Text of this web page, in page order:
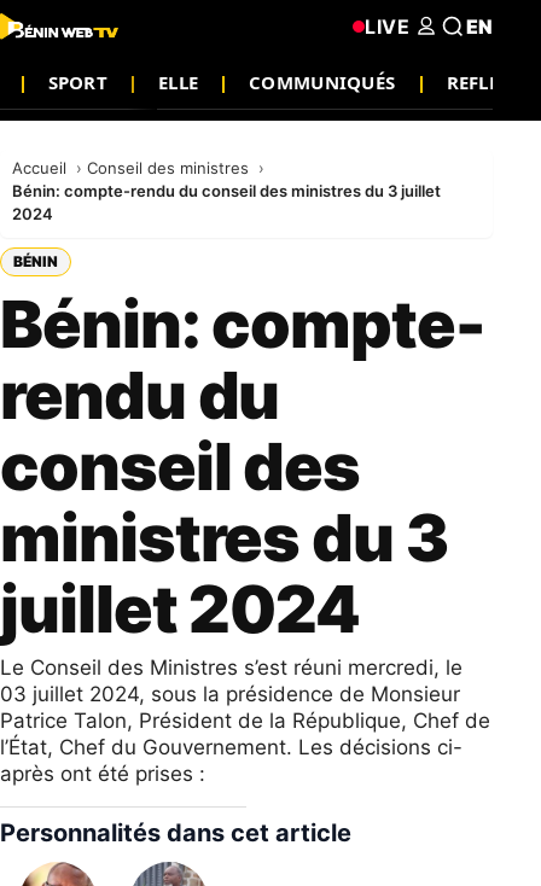
SPORT ELLE COMMUNIQUÉS
LIVE EN
Accueil
Conseil des ministres
Bénin: compte-rendu du conseil des ministres du 3 juillet
2024
BÉNIN
Bénin: compte-
rendu du
conseil des
ministres du 3
juillet 2024
Le Conseil des Ministres s’est réuni mercredi, le
03 juillet 2024, sous la présidence de Monsieur
Patrice Talon, Président de la République, Chef de
l’État, Chef du Gouvernement. Les décisions ci-
après ont été prises :
Personnalités dans cet article